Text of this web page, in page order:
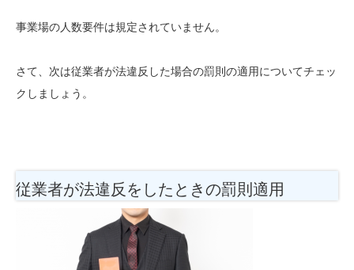
事業場の人数要件は規定されていません。
さて、次は従業者が法違反した場合の罰則の適用についてチェッ
クしましょう。
従業者が法違反をしたときの罰則適用